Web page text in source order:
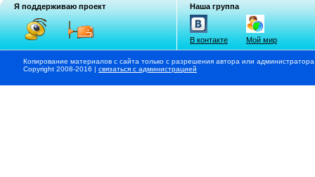
Я поддерживаю проект Наша группа
В контакте Мой мир
Копирование материалов с сайта только с разрешения автора или
Copyright 2008-2016 | связаться с администрацией